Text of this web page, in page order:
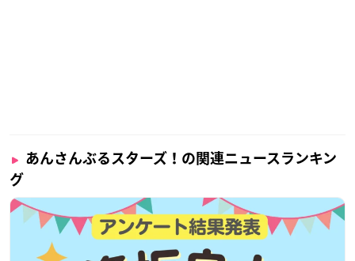
あんさんぶるスターズ！の関連ニュースランキン
グ